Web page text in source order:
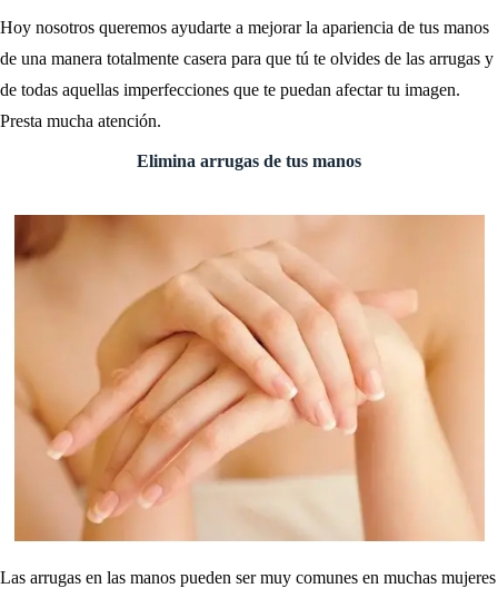
Hoy nosotros queremos ayudarte a mejorar la apariencia de tus manos
de una manera totalmente casera para que tú te olvides de las arrugas y
de todas aquellas imperfecciones que te puedan afectar tu imagen.
Presta mucha atención.
Elimina arrugas de tus manos
Las arrugas en las manos pueden ser muy comunes en muchas mujeres